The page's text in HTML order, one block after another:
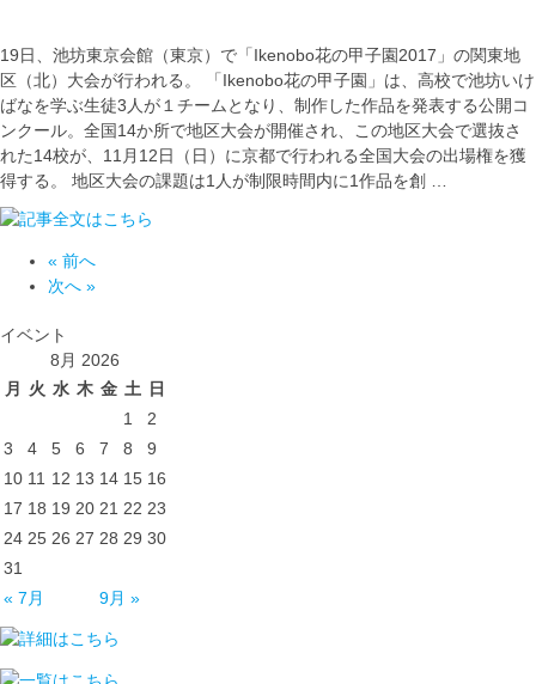
19日、池坊東京会館（東京）で「Ikenobo花の甲子園2017」の関東地
区（北）大会が行われる。 「Ikenobo花の甲子園」は、高校で池坊いけ
ばなを学ぶ生徒3人が１チームとなり、制作した作品を発表する公開コ
ンクール。全国14か所で地区大会が開催され、この地区大会で選抜さ
れた14校が、11月12日（日）に京都で行われる全国大会の出場権を獲
得する。 地区大会の課題は1人が制限時間内に1作品を創 …
« 前へ
次へ »
イベント
8月 2026
月 火 水 木 金 土 日
1
2
3
4 5 6 7 8
9
10 11 12 13 14 15 16
17 18 19 20 21 22 23
24 25 26 27 28 29 30
31
« 7月
9月 »